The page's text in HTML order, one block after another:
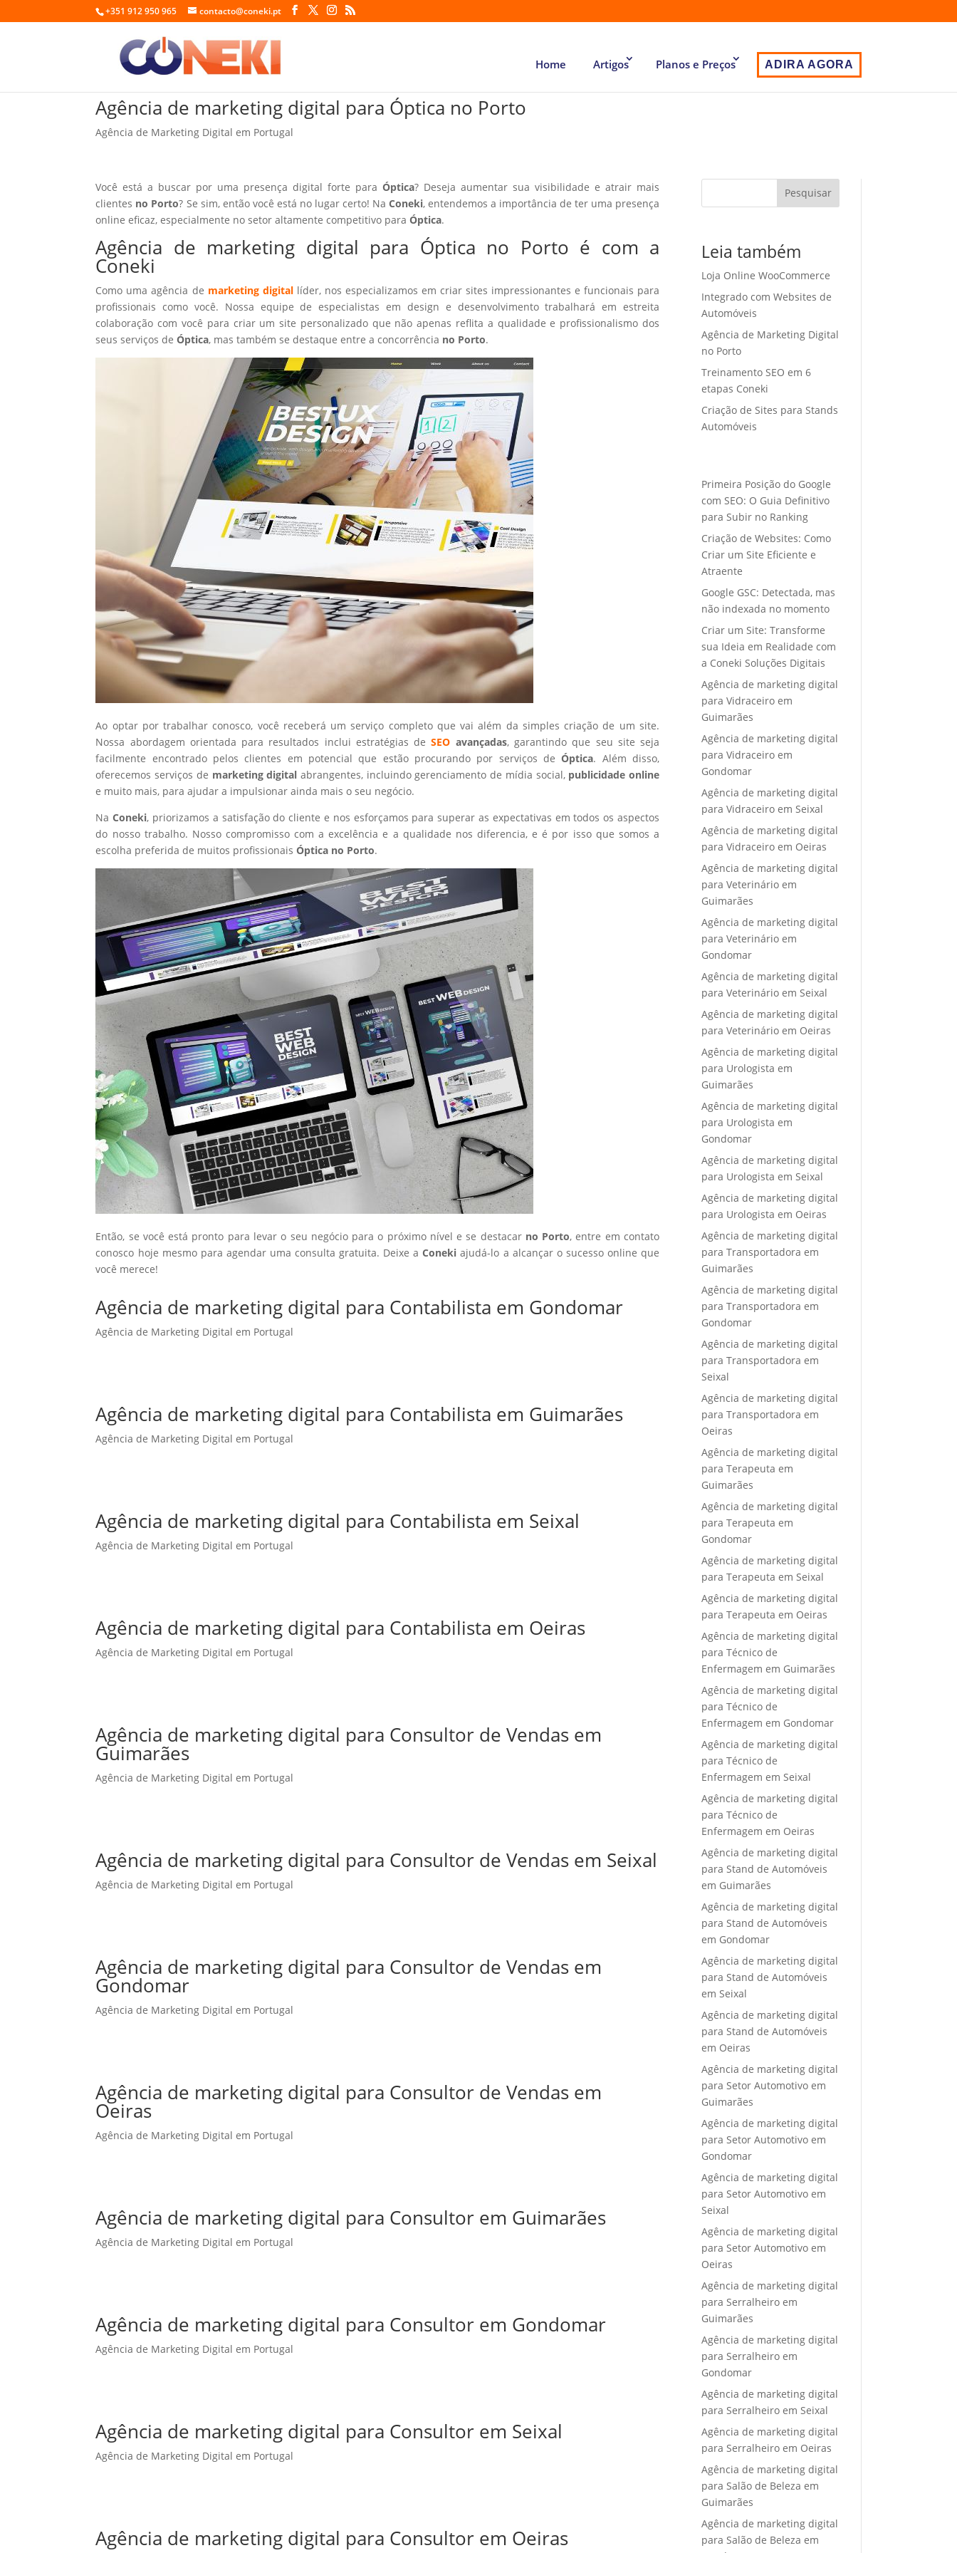
+351 912 950 965 contacto@coneki.pt
Home Artigos Planos e Preços ADIRA AGORA
Agência de marketing digital para Óptica no Porto
Agência de Marketing Digital em Portugal
Você está a buscar por uma presença digital forte paraÓptica? Deseja aumentar sua visibilidade e atrair mais
clientes no Porto? Se sim, então você está no lugar certo! Na Coneki, entendemos a importância de ter uma presença
online eficaz, especialmente no setor altamente competitivo paraÓptica.
Agência de marketing digital para Óptica no Porto é com a
Coneki
Como uma agência de marketing digitallíder, nos especializamos em criar sites impressionantes e funcionais para
profissionais como você. Nossa equipe de especialistas em design e desenvolvimento trabalhará em estreita
colaboração com você para criar um site personalizado que não apenas reflita a qualidade e profissionalismo dos
seus serviços deÓptica, mas também se destaque entre a concorrência no Porto.
Ao optar por trabalhar conosco, você receberá um serviço completo que vai além da simples criação de um site.
Nossa abordagem orientada para resultados inclui estratégias deSEO avançadas, garantindo que seu site seja
facilmente encontrado pelos clientes em potencial que estão procurando por serviços deÓptica. Além disso,
oferecemos serviços de marketing digital abrangentes, incluindo gerenciamento de mídia social, publicidade online
e muito mais, para ajudar a impulsionar ainda mais o seu negócio.
NaConeki, priorizamos a satisfação do cliente e nos esforçamos para superar as expectativas em todos os aspectos
do nosso trabalho. Nosso compromisso com a excelência e a qualidade nos diferencia, e é por isso que somos a
escolha preferida de muitos profissionaisÓptica no Porto.
Então, se você está pronto para levar o seu negócio para o próximo nível e se destacar no Porto, entre em contato
conosco hoje mesmo para agendar uma consulta gratuita. Deixe aConeki ajudá-lo a alcançar o sucesso online que
você merece!
Agência de marketing digital para Contabilista em Gondomar
Agência de Marketing Digital em Portugal
Agência de marketing digital para Contabilista em Guimarães
Agência de Marketing Digital em Portugal
Agência de marketing digital para Contabilista em Seixal
Agência de Marketing Digital em Portugal
Agência de marketing digital para Contabilista em Oeiras
Agência de Marketing Digital em Portugal
Agência de marketing digital para Consultor de Vendas em
Guimarães
Agência de Marketing Digital em Portugal
Agência de marketing digital para Consultor de Vendas em Seixal
Agência de Marketing Digital em Portugal
Agência de marketing digital para Consultor de Vendas em
Gondomar
Agência de Marketing Digital em Portugal
Agência de marketing digital para Consultor de Vendas em
Oeiras
Agência de Marketing Digital em Portugal
Agência de marketing digital para Consultor em Guimarães
Agência de Marketing Digital em Portugal
Agência de marketing digital para Consultor em Gondomar
Agência de Marketing Digital em Portugal
Agência de marketing digital para Consultor em Seixal
Agência de Marketing Digital em Portugal
Agência de marketing digital para Consultor em Oeiras
Pesquisar
Leia também
Loja Online WooCommerce
Integrado com Websites de
Automóveis
Agência de Marketing Digital
no Porto
Treinamento SEO em 6
etapas Coneki
Criação de Sites para Stands
Automóveis
Primeira Posição do Google
com SEO: O Guia Definitivo
para Subir no Ranking
Criação de Websites: Como
Criar um Site Eficiente e
Atraente
Google GSC: Detectada, mas
não indexada no momento
Criar um Site: Transforme
sua Ideia em Realidade com
a Coneki Soluções Digitais
Agência de marketing digital
para Vidraceiro em
Guimarães
Agência de marketing digital
para Vidraceiro em
Gondomar
Agência de marketing digital
para Vidraceiro em Seixal
Agência de marketing digital
para Vidraceiro em Oeiras
Agência de marketing digital
para Veterinário em
Guimarães
Agência de marketing digital
para Veterinário em
Gondomar
Agência de marketing digital
para Veterinário em Seixal
Agência de marketing digital
para Veterinário em Oeiras
Agência de marketing digital
para Urologista em
Guimarães
Agência de marketing digital
para Urologista em
Gondomar
Agência de marketing digital
para Urologista em Seixal
Agência de marketing digital
para Urologista em Oeiras
Agência de marketing digital
para Transportadora em
Guimarães
Agência de marketing digital
para Transportadora em
Gondomar
Agência de marketing digital
para Transportadora em
Seixal
Agência de marketing digital
para Transportadora em
Oeiras
Agência de marketing digital
para Terapeuta em
Guimarães
Agência de marketing digital
para Terapeuta em
Gondomar
Agência de marketing digital
para Terapeuta em Seixal
Agência de marketing digital
para Terapeuta em Oeiras
Agência de marketing digital
para Técnico de
Enfermagem em Guimarães
Agência de marketing digital
para Técnico de
Enfermagem em Gondomar
Agência de marketing digital
para Técnico de
Enfermagem em Seixal
Agência de marketing digital
para Técnico de
Enfermagem em Oeiras
Agência de marketing digital
para Stand de Automóveis
em Guimarães
Agência de marketing digital
para Stand de Automóveis
em Gondomar
Agência de marketing digital
para Stand de Automóveis
em Seixal
Agência de marketing digital
para Stand de Automóveis
em Oeiras
Agência de marketing digital
para Setor Automotivo em
Guimarães
Agência de marketing digital
para Setor Automotivo em
Gondomar
Agência de marketing digital
para Setor Automotivo em
Seixal
Agência de marketing digital
para Setor Automotivo em
Oeiras
Agência de marketing digital
para Serralheiro em
Guimarães
Agência de marketing digital
para Serralheiro em
Gondomar
Agência de marketing digital
para Serralheiro em Seixal
Agência de marketing digital
para Serralheiro em Oeiras
Agência de marketing digital
para Salão de Beleza em
Guimarães
Agência de marketing digital
para Salão de Beleza em